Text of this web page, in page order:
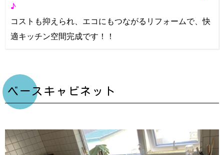
♪
コストも抑えられ、エコにもつながるリフォームで、快
適キッチン空間完成です！！
ベースキャビネット